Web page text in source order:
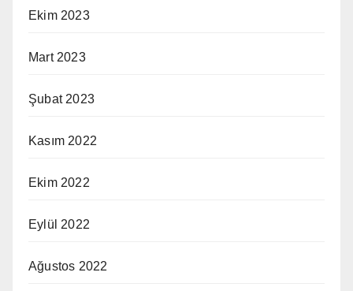
Ekim 2023
Mart 2023
Şubat 2023
Kasım 2022
Ekim 2022
Eylül 2022
Ağustos 2022